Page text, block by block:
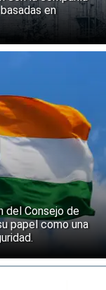
en
del Consejo de
papel como una